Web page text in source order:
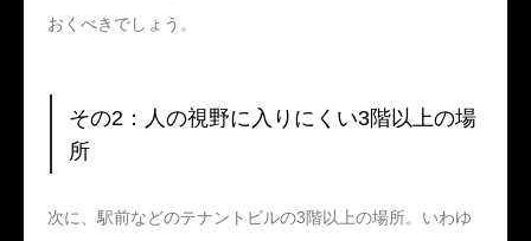
おくべきでしょう。
その2：人の視野に入りにくい3階以上の場
所
次に、駅前などのテナントビルの3階以上の場所。いわゆ